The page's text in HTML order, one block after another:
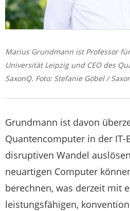
Marius Grundmann ist Professor
Universität Leipzig und CEO des
SaxonQ. Foto: Stefanie Göbel /
Grundmann ist davon
Quantencomputer in der IT-
disruptiven Wandel
neuartigen Computer
berechnen, was derzeit mit
leistungsfähigen,